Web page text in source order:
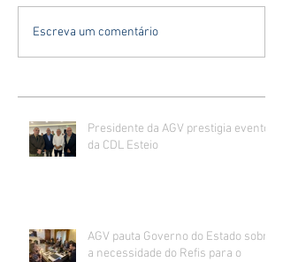
Escreva um comentário
Presidente da AGV prestigia evento
da CDL Esteio
AGV pauta Governo do Estado sobre
a necessidade do Refis para o